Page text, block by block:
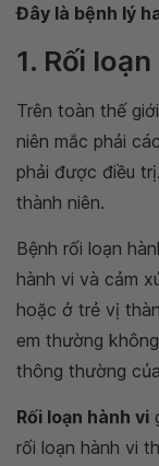
Đây là bệnh lý
1. Rối
Trên toàn thế
niên mắc phải
phải được điều
thành niên.
Bệnh rối loạn
hành vi và cảm
hoặc ở trẻ vị
em thường
thông thường
Rối loạn hành vi
rối loạn hành vi